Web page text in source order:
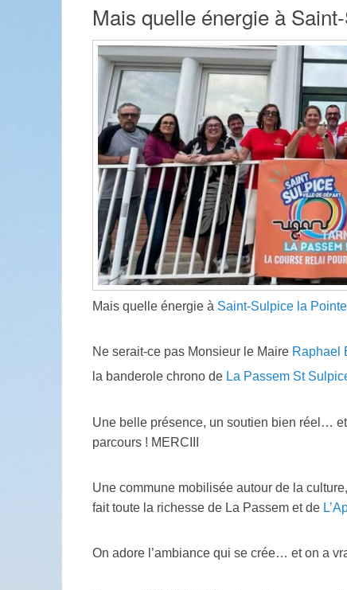
Mais quelle énergie à
Mais quelle énergie à Saint-Sulpice la Pointe
Ne serait-ce pas Monsieur le Maire Raphael
la banderole chrono de La Passem St
Une belle présence, un soutien bien réel…
parcours ! MERCIII
Une commune mobilisée autour de la
fait toute la richesse de La Passem et de
On adore l’ambiance qui se crée… et on a